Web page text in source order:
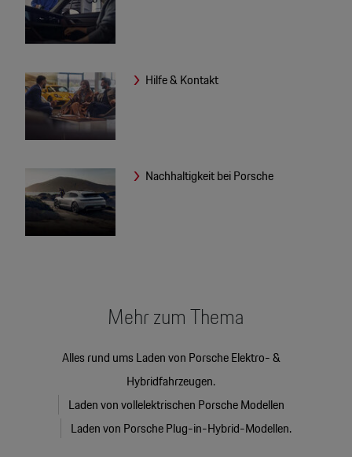
Hilfe & Kontakt
Nachhaltigkeit bei Porsche
Mehr zum Thema
Alles rund ums Laden von Porsche Elektro- &
Hybridfahrzeugen.
Laden von vollelektrischen Porsche Modellen
Laden von Porsche Plug-in-Hybrid-Modellen.